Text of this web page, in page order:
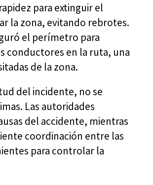
para extinguir el
la zona, evitando rebrotes.
el perímetro para
conductores en la ruta, una
de la zona.
del incidente, no se
Las autoridades
del accidente, mientras
coordinación entre las
para controlar la